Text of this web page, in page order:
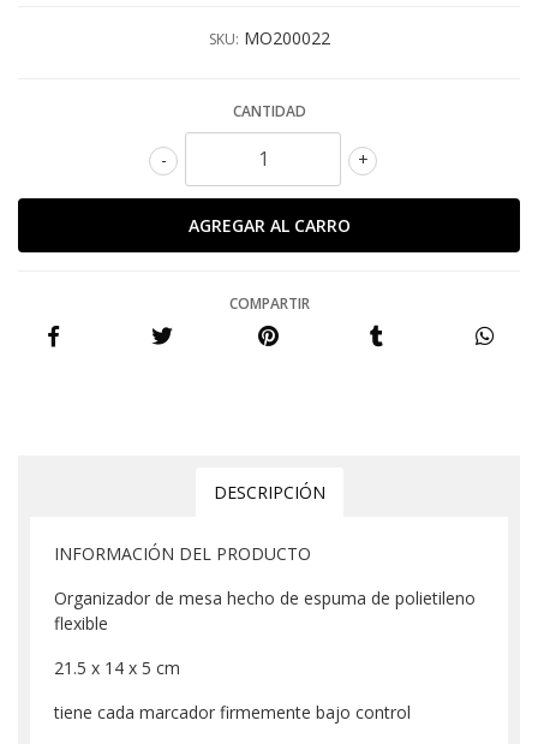
SKU: MO200022
CANTIDAD
+
-
COMPARTIR
DESCRIPCIÓN
INFORMACIÓN DEL PRODUCTO
Organizador de mesa hecho de espuma de polietileno
flexible
21.5 x 14 x 5 cm
tiene cada marcador firmemente bajo control